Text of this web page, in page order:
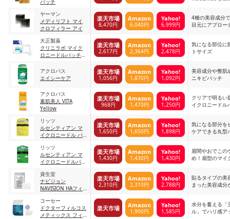
パッチ
ヤーマン
メディリフト マイ
クロフィラー アイ
楽天市場
8,470円
Amazon
6,040円
Yahoo!
6,999円
4種の美容成分
目元にアプロー
大正製薬
クリニラボ マイク
ロニードルパッチ
楽天市場
2,617円
Amazon
2,364円
Yahoo!
2,478円
気になる部位に
トサイズ
アクロパス
エイシーケア
楽天市場
1,056円
Amazon
1,870円
Yahoo!
1,092円
美容成分や整肌
ニキビパッチ
アクロパス
素肌美人 VITA
Yellow
楽天市場
968円
Amazon
1,470円
Yahoo!
1,250円
クリアで明るい
イクロニードル
リッツ
ルセンティアン マ
イクロニードル パ
ント用
楽天市場
1,650円
Amazon
1,650円
Yahoo!
1,898円
気になる部分を
ケアできる丸型
リッツ
ルセンティアン マ
イクロニードルパッ
ン用
楽天市場
1,430円
Amazon
1,430円
Yahoo!
1,430円
眉間やおでこの
め！扇型のマイ
資生堂
ナビジョン
NAVISION HAフィ
楽天市場
2,310円
Amazon
2,310円
Yahoo!
2,788円
貼るタイプの美
まった美容成分
コーセー
ドクターフィルコス
メティックス フィ
楽天市場 Amazon
1,900円
Yahoo!
1,585円
水分を蓄える「
ル」でハリ感ア